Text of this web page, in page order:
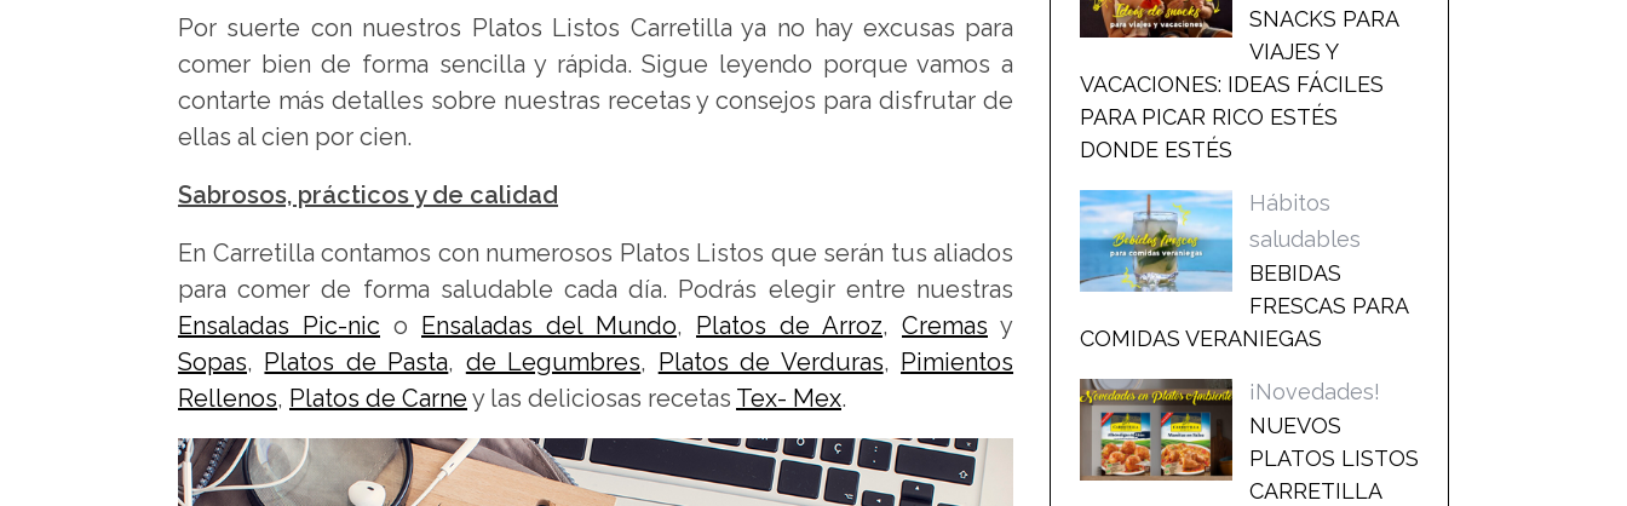
Por suerte con nuestros Platos Listos Carretilla ya no hay excusas para
comer bien de forma sencilla y rápida. Sigue leyendo porque vamos a
contarte más detalles sobre nuestras recetas y consejos para disfrutar de
ellas al cien por cien.
Sabrosos, prácticos y de calidad
En Carretilla contamos con numerosos Platos Listos que serán tus aliados
para comer de forma saludable cada día. Podrás elegir entre nuestras
Ensaladas Pic-nic o Ensaladas del Mundo, Platos de Arroz, Cremas y
Sopas, Platos de Pasta, de Legumbres, Platos de Verduras, Pimientos
Rellenos, Platos de Carne y las deliciosas recetas Tex- Mex.
SNACKS PARA
VIAJES Y
VACACIONES: IDEAS FÁCILES
PARA PICAR RICO ESTÉS
DONDE ESTÉS
Hábitos
saludables
BEBIDAS
FRESCAS PARA
COMIDAS VERANIEGAS
¡Novedades!
NUEVOS
PLATOS LISTOS
CARRETILLA